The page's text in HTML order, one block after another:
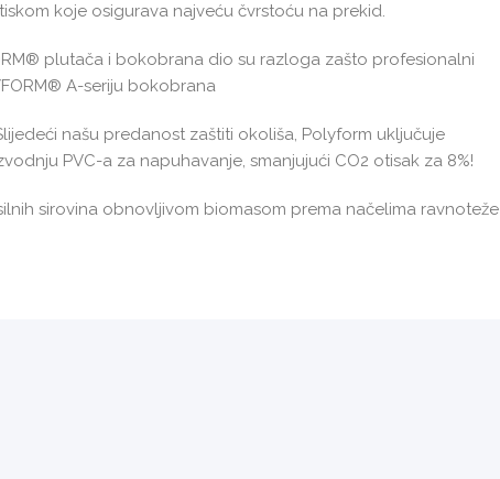
koje osigurava najveću čvrstoću na prekid.
plutača i bokobrana dio su razloga zašto profesionalni
A-seriju bokobrana
Slijedeći našu predanost zaštiti okoliša, Polyform uključuje
PVC-a za napuhavanje, smanjujući CO2 otisak za 8%!
sirovina obnovljivom biomasom prema načelima ravnoteže